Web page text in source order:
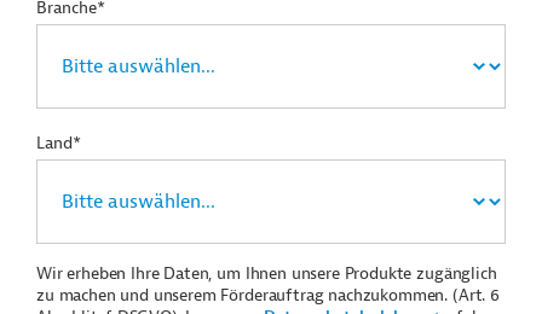
Branche*
Land*
Wir erheben Ihre Daten, um Ihnen unsere Produkte zugänglich
zu machen und unserem Förderauftrag nachzukommen. (Art. 6